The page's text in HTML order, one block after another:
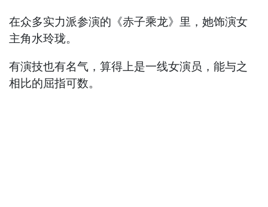
在众多实力派参演的《赤子乘龙》里，她饰演女
主角水玲珑。
有演技也有名气，算得上是一线女演员，能与之
相比的屈指可数。